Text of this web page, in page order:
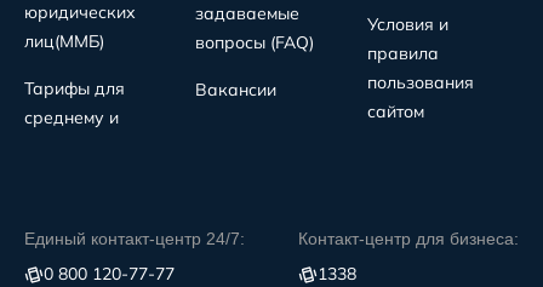
юридических
лиц(MMБ)
Тарифы для
среднему и
задаваемые
вопросы (FAQ)
Вакансии
Условия и
правила
пользования
сайтом
Единый контакт-центр 24/7:
0 800 120-77-77
Контакт-центр для бизнеса:
1338